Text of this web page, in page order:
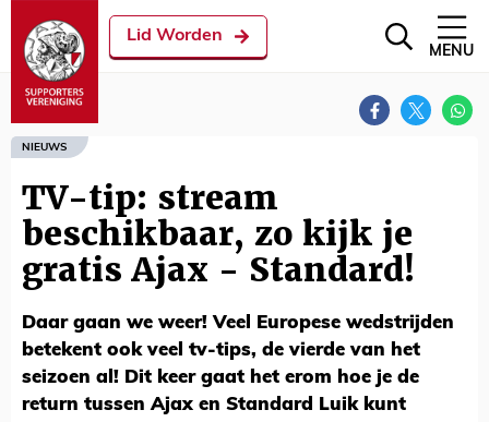
Lid Worden
MENU
NIEUWS
TV-tip: stream
beschikbaar, zo kijk je
gratis Ajax - Standard!
Daar gaan we weer! Veel Europese wedstrijden
betekent ook veel tv-tips, de vierde van het
seizoen al! Dit keer gaat het erom hoe je de
return tussen Ajax en Standard Luik kunt